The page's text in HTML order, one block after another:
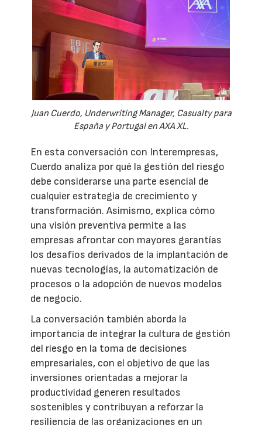
Juan Cuerdo, Underwriting Manager, Casualty para
España y Portugal en AXA XL.
En esta conversación con Interempresas,
Cuerdo analiza por qué la gestión del riesgo
debe considerarse una parte esencial de
cualquier estrategia de crecimiento y
transformación. Asimismo, explica cómo
una visión preventiva permite a las
empresas afrontar con mayores garantías
los desafíos derivados de la implantación de
nuevas tecnologías, la automatización de
procesos o la adopción de nuevos modelos
de negocio.
La conversación también aborda la
importancia de integrar la cultura de gestión
del riesgo en la toma de decisiones
empresariales, con el objetivo de que las
inversiones orientadas a mejorar la
productividad generen resultados
sostenibles y contribuyan a reforzar la
resiliencia de las organizaciones en un